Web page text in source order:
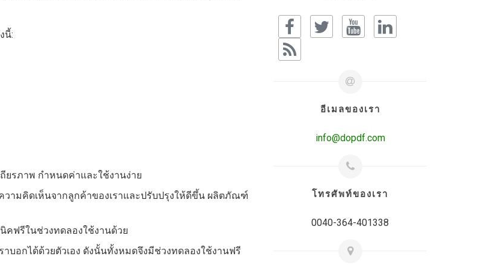
นี้:
ยรภาพ กำหนดค่าและใช้งานง่าย
วามคิดเห็นจากลูกค้าของเราและปรับปรุงให้ดีขึ้น ผลิตภัณฑ์
คฟรีในช่วงทดลองใช้งานด้วย
าบอกได้ด้วยตัวเอง ดังนั้นทั้งหมดจึงมีช่วงทดลองใช้งานฟรี
อีเมลของเรา
info@dopdf.com
โทรศัพท์ของเรา
0040-364-401338